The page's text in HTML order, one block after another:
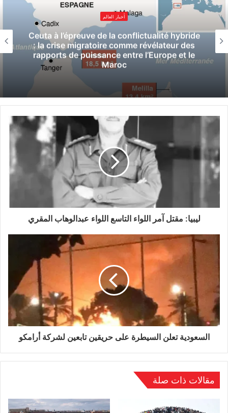
الوسوم القيادة العامة الوفاق قياداتأخبار العالم
Ceuta à l’épreuve de la conflictualité hybride
: la crise migratoire comme révélateur des
rapports de puissance entre l’Europe et le
Maroc
ليبيا: مقتل آمر اللواء التاسع اللواء عبدالوهاب المقري
السعودية تعلن السيطرة على حريقين تابعين لشركة أرامكو
مقالات ذات صلة